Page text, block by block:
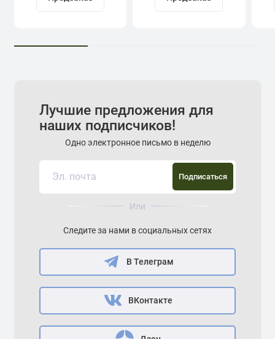
Лучшие предложения для
наших подписчиков!
Одно электронное письмо в неделю
Подписаться
Или
Следите за нами в социальных сетях
В Телеграм
ВКонтакте